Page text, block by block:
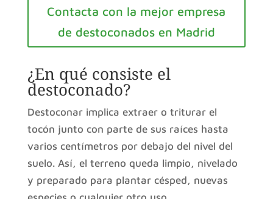
Contacta con la mejor empresa
de destoconados en Madrid
¿En qué consiste el
destoconado?
Destoconar implica extraer o triturar el
tocón junto con parte de sus raíces hasta
varios centímetros por debajo del nivel del
suelo. Así, el terreno queda limpio, nivelado
y preparado para plantar césped, nuevas